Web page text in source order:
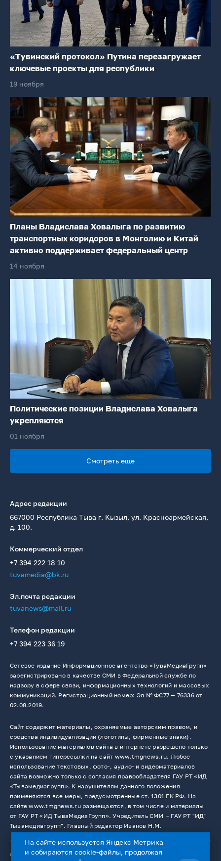
«Тувинский протокол» Путина перезагружает
ключевые проекты для республики
19 ноября
Планы Владислава Ховалыга по развитию
транспортных коридоров в Монголию и Китай
активно поддерживает федеральный центр
14 ноября
Политические позиции Владислава Ховалыга
укрепляются
01 ноября
Смотреть еще
Адрес редакции
667000 Республика Тыва г. Кызыл, ул. Красноармейская,
д. 100.
Коммерческий отдел
+7 394 222 18 10
tuvamedia@bk.ru
Эл.почта редакции
tuvanews@mail.ru
Телефон редакции
+7 394 223 36 19
Сетевое издание Информационное агентство «ТуваМедиаГрупп»
зарегистрировано в качестве СМИ в Федеральной службе по
надзору в сфере связи, информационных технологий и массовых
коммуникаций. Регистрационный номер: Эл № ФС77 — 76336 от
02.08.2019.
Сайт содержит материалы, охраняемые авторским правом, и
средства индивидуализации (логотипы, фирменные знаки).
Использование материалов сайта в интернете разрешено только
с указанием гиперссылки на сайт www.tmgnews.ru. Любое
использование текстовых, фото-, аудио- и видеоматериалов
сайта возможно только с согласия правообладателя ГАУ РТ «ИД
«Тывамедиагрупп». К нарушителям данного положения
применяются все меры, предусмотренные ст. 1301 ГК РФ. На
сайте www.tmgnews.ru размещаются, в том числе и материалы
от ГАУ РТ «ИД ТываМедиаГрупп». Учредитель СМИ －ГАУ РТ "ИД"
Тывамедиагрупп". Главный редактор Иванов Н.М.
© 2026. Все права защищены. 12+
На сайте используется Яндекс Метрика
и собираются cookie-файлы, продолжая